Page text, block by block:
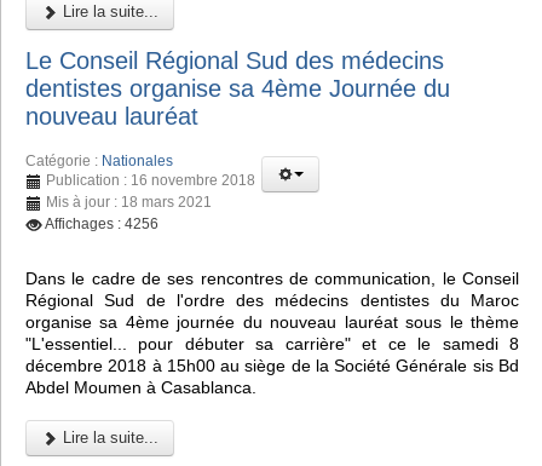
Lire la suite...
Le Conseil Régional Sud des médecins
dentistes organise sa 4ème Journée du
nouveau lauréat
Catégorie : Nationales
Publication : 16 novembre 2018
Mis à jour : 18 mars 2021
Affichages : 4256
Dans le cadre de ses rencontres de communication, le Conseil
Régional Sud de l'ordre des médecins dentistes du Maroc
organise sa 4ème journée du nouveau lauréat sous le thème
"L'essentiel... pour débuter sa carrière" et ce le samedi 8
décembre 2018 à 15h00 au siège de la Société Générale sis Bd
Abdel Moumen à Casablanca.
Lire la suite...